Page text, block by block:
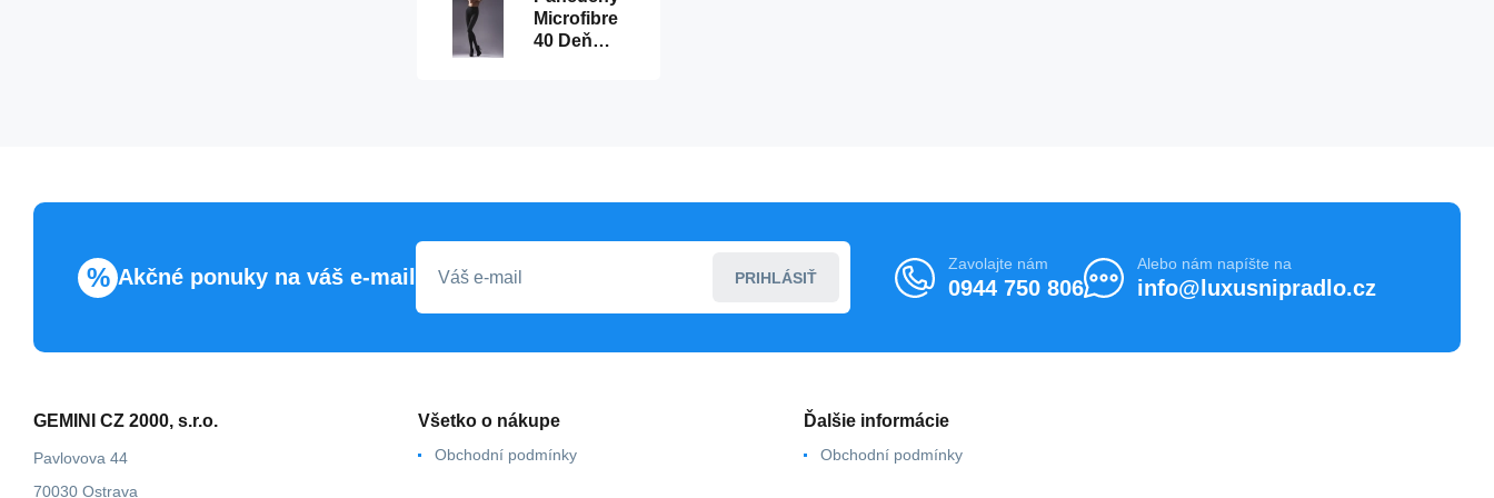
Microfibre
40 Deň
% Akčné ponuky na váš e-mail PRIHLÁSIŤ
Zavolajte nám
0944 750 806
Alebo nám napíšte na
info@luxusnipradlo.cz
GEMINI CZ 2000, s.r.o.
Pavlovova 44
70030 Ostrava
Všetko o nákupe
Obchodní podmínky
Ďalšie informácie
Obchodní podmínky